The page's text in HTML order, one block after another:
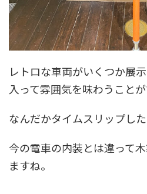
レトロな車両がいくつか展
入って雰囲気を味わうことが
なんだかタイムスリップし
今の電車の内装とは違って
ますね。